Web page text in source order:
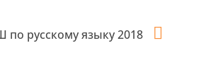
русскому языку 2018